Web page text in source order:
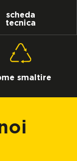
scheda
tecnica
smaltire